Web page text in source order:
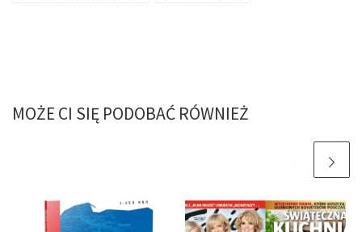
MOŻE CI SIĘ PODOBAĆ RÓWNIEŻ